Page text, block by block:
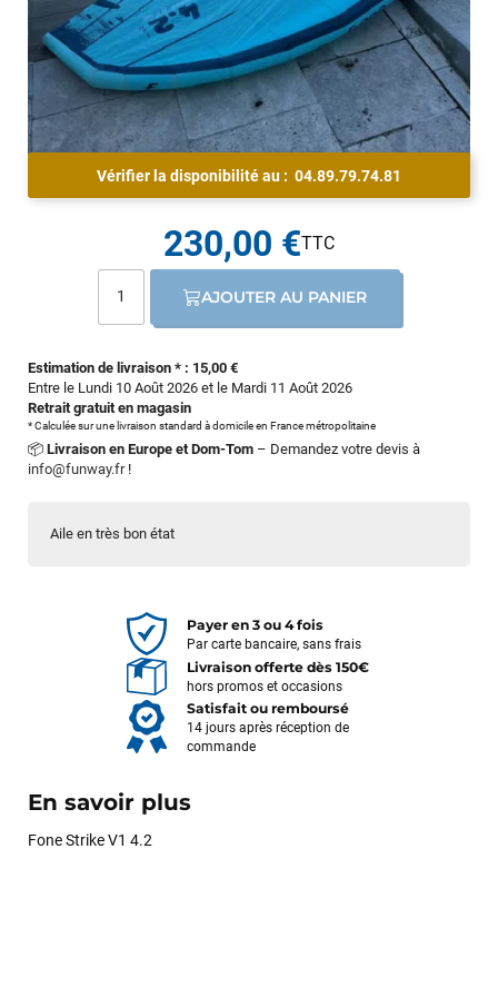
Aile en très bon état
Vérifier la disponibilité au : 04.89.79.74.81
Estimation de livraison * : 15,00 €
Entre le Lundi 10 Août 2026 et le Mardi 11 Août 2026
Retrait gratuit en magasin
* Calculée sur une livraison standard à domicile en France métropolitaine
📦 Livraison en Europe et Dom-Tom – Demandez votre devis à
info@funway.fr!
230,00 €
AJOUTER AU PANIER
Payer en 3 ou 4 fois
Par carte bancaire, sans frais
Livraison offerte dès 150€
hors promos et occasions
Satisfait ou remboursé
14 jours après réception de
commande
En savoir plus
Fone Strike V1 4.2